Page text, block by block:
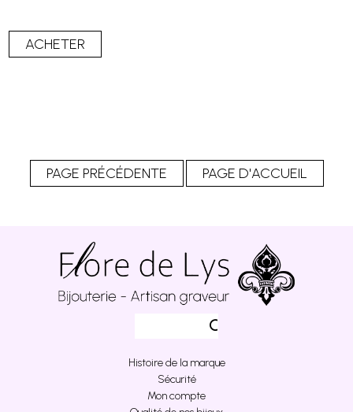
Histoire de la marque
Sécurité
Mon compte